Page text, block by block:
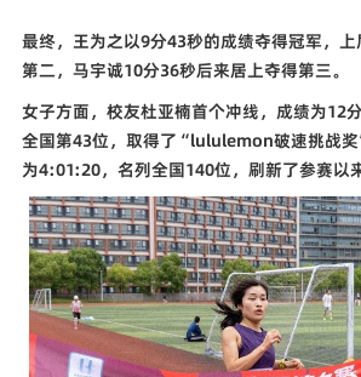
最终，王为之以9分43秒的成绩夺得冠军，
第二，马宇诚10分36秒后来居上夺得第三。
女子方面，校友杜亚楠首个冲线，成绩为12
全国第43位，取得了“lululemon破速挑战
为4:01:20，名列全国140位，刷新了参赛以